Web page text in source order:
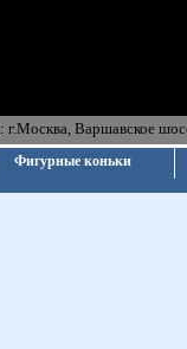
: г.Москва,
Фигурные коньки